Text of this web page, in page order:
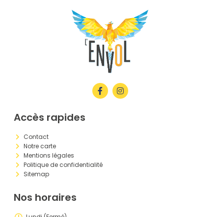
Accès rapides
Contact
Notre carte
Mentions légales
Politique de confidentialité
Sitemap
Nos horaires